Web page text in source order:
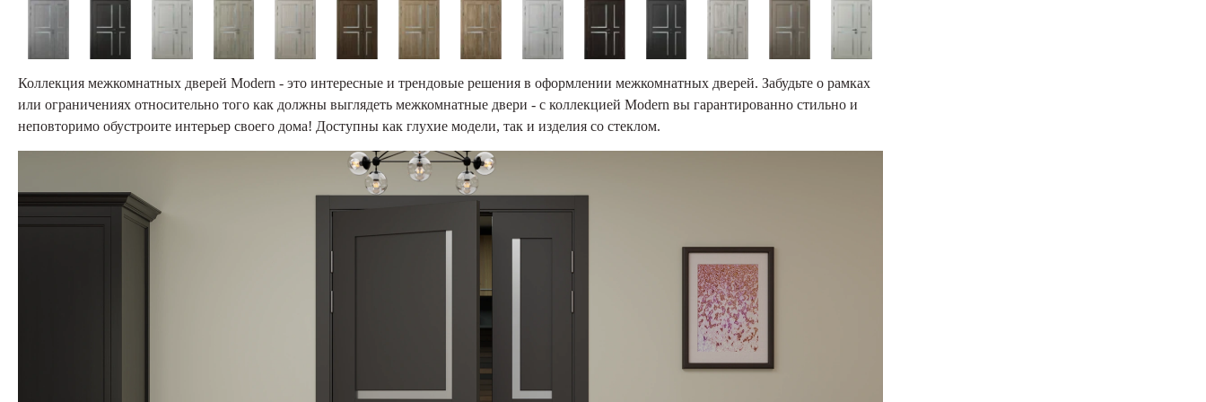
Коллекция межкомнатных дверей Modern - это интересные и трендовые решения в оформлении межкомнатных дверей. Забудьте о рамках
или ограничениях относительно того как должны выглядеть межкомнатные двери - с коллекцией Modern вы гарантированно стильно и
неповторимо обустроите интерьер своего дома! Доступны как глухие модели, так и изделия со стеклом.